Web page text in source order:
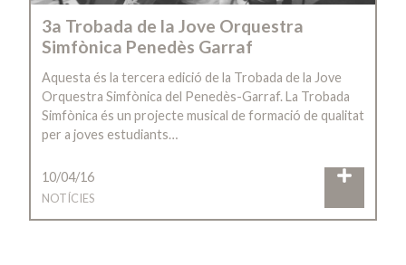
3a Trobada de la Jove Orquestra
Simfònica Penedès Garraf
Aquesta és la tercera edició de la Trobada de la Jove
Orquestra Simfònica del Penedès-Garraf. La Trobada
Simfònica és un projecte musical de formació de qualitat
per a joves estudiants…
10/04/16
NOTÍCIES